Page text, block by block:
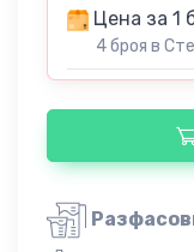
Цена за 1
4 броя в